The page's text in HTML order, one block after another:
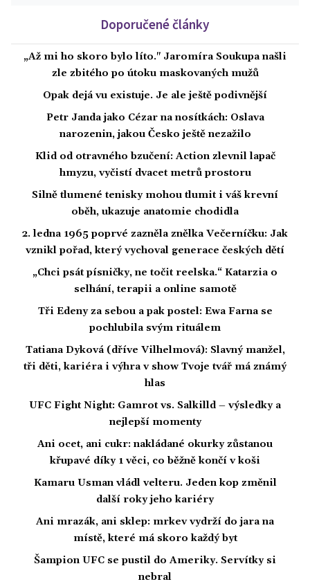
Doporučené články
„Až mi ho skoro bylo líto." Jaromíra Soukupa našli
zle zbitého po útoku maskovaných mužů
Opak dejá vu existuje. Je ale ještě podivnější
Petr Janda jako Cézar na nosítkách: Oslava
narozenin, jakou Česko ještě nezažilo
Klid od otravného bzučení: Action zlevnil lapač
hmyzu, vyčistí dvacet metrů prostoru
Silně tlumené tenisky mohou tlumit i váš krevní
oběh, ukazuje anatomie chodidla
2. ledna 1965 poprvé zazněla znělka Večerníčku: Jak
vznikl pořad, který vychoval generace českých dětí
„Chci psát písničky, ne točit reelska.“ Katarzia o
selhání, terapii a online samotě
Tři Edeny za sebou a pak postel: Ewa Farna se
pochlubila svým rituálem
Tatiana Dyková (dříve Vilhelmová): Slavný manžel,
tři děti, kariéra i výhra v show Tvoje tvář má známý
hlas
UFC Fight Night: Gamrot vs. Salkilld – výsledky a
nejlepší momenty
Ani ocet, ani cukr: nakládané okurky zůstanou
křupavé díky 1 věci, co běžně končí v koši
Kamaru Usman vládl velteru. Jeden kop změnil
další roky jeho kariéry
Ani mrazák, ani sklep: mrkev vydrží do jara na
místě, které má skoro každý byt
Šampion UFC se pustil do Ameriky. Servítky si
nebral